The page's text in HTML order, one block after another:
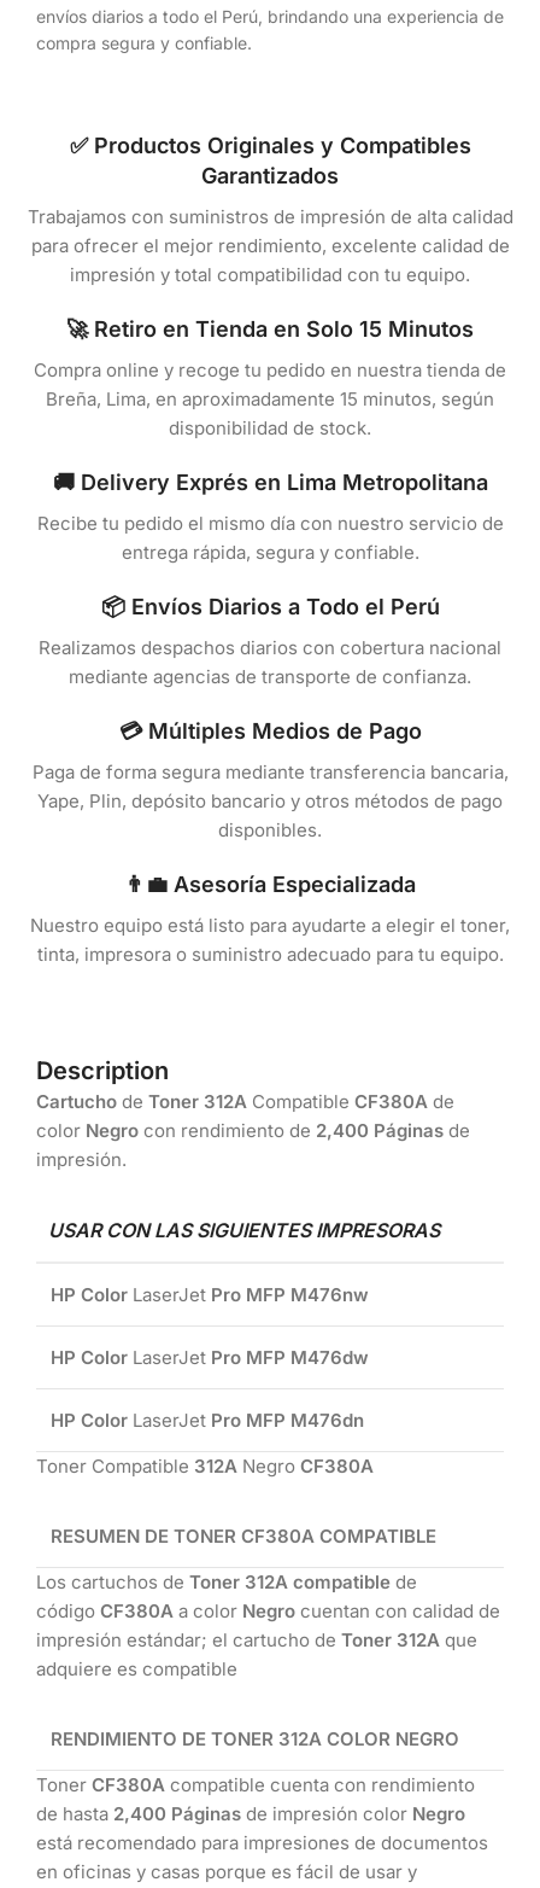
envíos diarios a todo el Perú, brindando una experiencia de
compra segura y confiable.
✅ Productos Originales y Compatibles
Garantizados
Trabajamos con suministros de impresión de alta calidad
para ofrecer el mejor rendimiento, excelente calidad de
impresión y total compatibilidad con tu equipo.
🚀 Retiro en Tienda en Solo 15 Minutos
Compra online y recoge tu pedido en nuestra tienda de
Breña, Lima, en aproximadamente 15 minutos, según
disponibilidad de stock.
🚚 Delivery Exprés en Lima Metropolitana
Recibe tu pedido el mismo día con nuestro servicio de
entrega rápida, segura y confiable.
📦 Envíos Diarios a Todo el Perú
Realizamos despachos diarios con cobertura nacional
mediante agencias de transporte de confianza.
💳 Múltiples Medios de Pago
Paga de forma segura mediante transferencia bancaria,
Yape, Plin, depósito bancario y otros métodos de pago
disponibles.
👨‍💼 Asesoría Especializada
Nuestro equipo está listo para ayudarte a elegir el toner,
tinta, impresora o suministro adecuado para tu equipo.
Description
Cartucho de Toner 312A Compatible CF380A de
color Negro con rendimiento de 2,400 Páginas de
impresión.
USAR CON LAS SIGUIENTES IMPRESORAS
HP Color LaserJet Pro MFP M476nw
HP Color LaserJet Pro MFP M476dw
HP Color LaserJet Pro MFP M476dn
Toner Compatible 312A Negro CF380A
RESUMEN DE TONER CF380A COMPATIBLE
Los cartuchos de Toner 312A compatible de
código CF380A a color Negro cuentan con calidad de
impresión estándar; el cartucho de Toner 312A que
adquiere es compatible
RENDIMIENTO DE TONER 312A COLOR NEGRO
Toner CF380A compatible cuenta con rendimiento
de hasta 2,400 Páginas de impresión color Negro
está recomendado para impresiones de documentos
en oficinas y casas porque es fácil de usar y